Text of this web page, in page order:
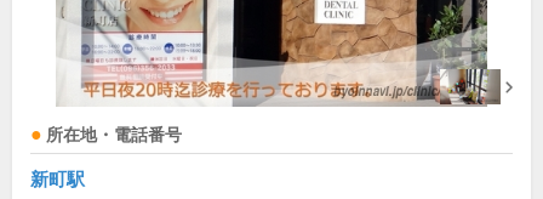
所在地・電話番号
新町駅